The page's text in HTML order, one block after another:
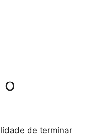
o
de terminar